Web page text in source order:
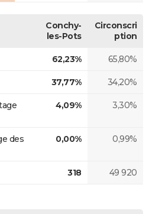
Conchy-
les-Pots
Circonscri
ption
62,23% 65,80%
37,77% 34,20%
4,09% 3,30%
des
0,00% 0,99%
318 49 920